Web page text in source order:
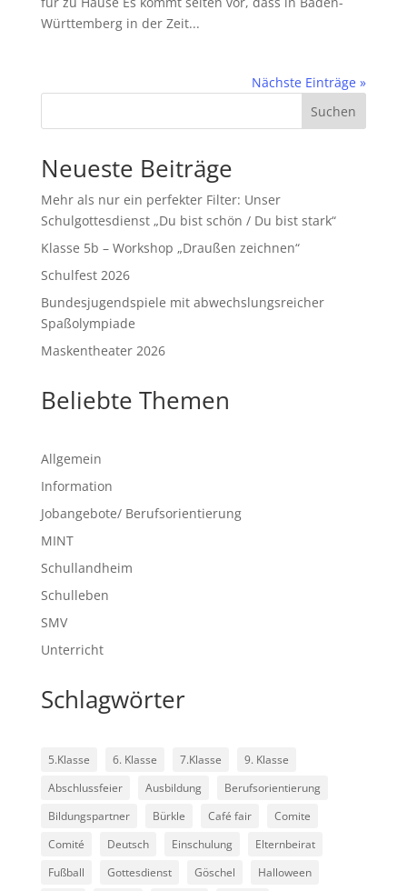
Württemberg in der Zeit...
Nächste Einträge »
Suchen
Neueste Beiträge
Mehr als nur ein perfekter Filter: Unser
Schulgottesdienst „Du bist schön / Du bist stark“
Klasse 5b – Workshop „Draußen zeichnen“
Schulfest 2026
Bundesjugendspiele mit abwechslungsreicher
Spaßolympiade
Maskentheater 2026
Beliebte Themen
Allgemein
Information
Jobangebote/ Berufsorientierung
MINT
Schullandheim
Schulleben
SMV
Unterricht
Schlagwörter
5.Klasse 6. Klasse 7.Klasse
9. Klasse
Abschlussfeier
Ausbildung
Berufsorientierung
Bildungspartner
Bürkle Café fair
Comite
Comité
Deutsch Einschulung
Elternbeirat
Fußball
Gottesdienst Göschel
Halloween